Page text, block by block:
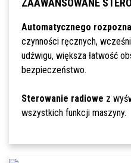
ZAAWANSOWANE
Automatycznego
czynności ręcznych,
udźwigu, większa łatwość
bezpieczeństwo.
Sterowanie radiowe z
wszystkich funkcji maszyny.